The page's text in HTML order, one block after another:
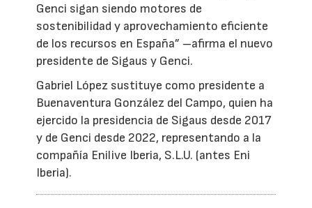
Genci sigan siendo motores de
sostenibilidad y aprovechamiento eficiente
de los recursos en España” –afirma el nuevo
presidente de Sigaus y Genci.
Gabriel López sustituye como presidente a
Buenaventura González del Campo, quien ha
ejercido la presidencia de Sigaus desde 2017
y de Genci desde 2022, representando a la
compañía Enilive Iberia, S.L.U. (antes Eni
Iberia).